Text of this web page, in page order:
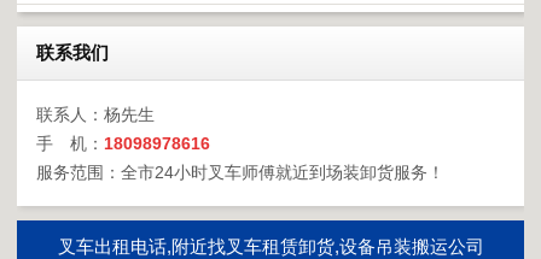
联系我们
联系人：杨先生
手 机： 18098978616
服务范围：全市24小时叉车师傅就近到场装卸货服务！
叉车出租电话,附近找叉车租赁卸货,设备吊装搬运公司